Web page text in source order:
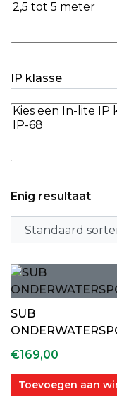
IP klasse
Enig resultaat
SUB
€169,00
Toevoegen aan